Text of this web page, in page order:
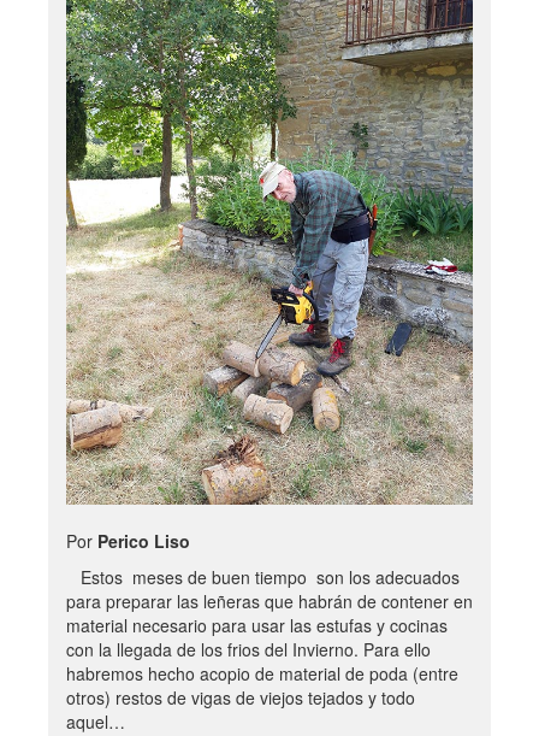
Por Perico Liso
Estos meses de buen tiempo son los adecuados
para preparar las leñeras que habrán de contener en
material necesario para usar las estufas y cocinas
con la llegada de los frios del Invierno. Para ello
habremos hecho acopio de material de poda (entre
otros) restos de vigas de viejos tejados y todo
aquel…